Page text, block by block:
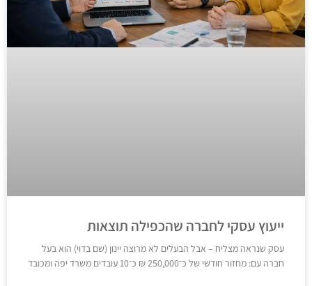
ייעוץ עסקי לחברה שהכפילה תוצאות
עסק שנראה מצליח – אבל הבעלים לא מרוצה יינון (שם בדוי) הוא בעל
חברה עם: מחזור חודשי של כ־250,000 ₪ כ־10 עובדים משרד יפה ומכובד